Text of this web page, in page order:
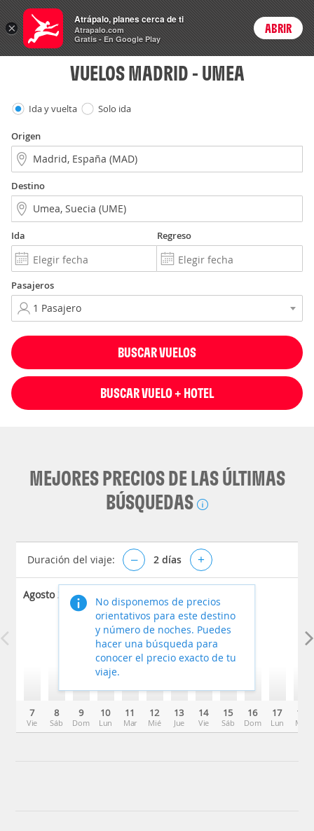
Vuelos Login
VUELOS MADRID - UMEA
Ida y vuelta Solo ida
Origen
Destino
Ida Regreso
Pasajeros
BUSCAR VUELOS
BUSCAR VUELO + HOTEL
MEJORES PRECIOS DE LAS ÚLTIMAS
BÚSQUEDAS
Duración del viaje: – 2 días +
Agosto 2026
7
Vie
8
Sáb
9
Dom
10
Lun
11
Mar
12
Mié
13
Jue
14
Vie
15
Sáb
16
Dom
17
Lun
18
Mar
No disponemos de precios
orientativos para este destino
y número de noches. Puedes
hacer una búsqueda para
conocer el precio exacto de tu
viaje.
×
Atrápalo, planes cerca de ti
Atrapalo.com
Gratis - En Google Play
ABRIR